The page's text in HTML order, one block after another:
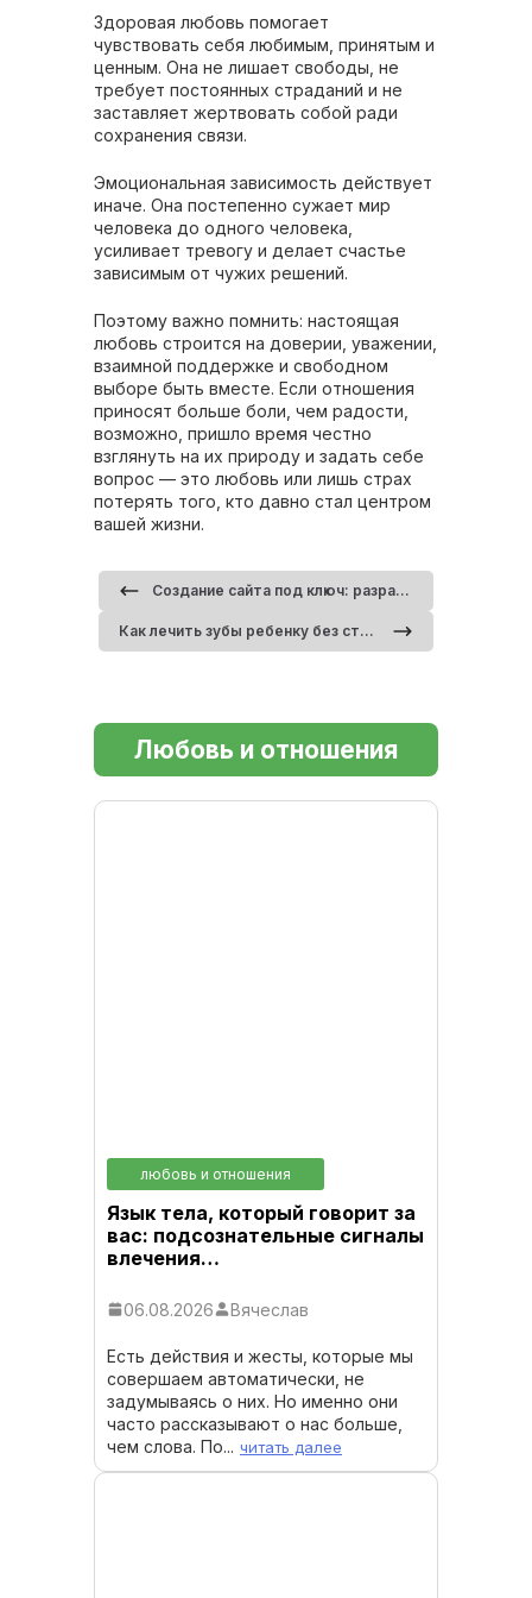
Здоровая любовь помогает
чувствовать себя любимым, принятым и
ценным. Она не лишает свободы, не
требует постоянных страданий и не
заставляет жертвовать собой ради
сохранения связи.
Эмоциональная зависимость действует
иначе. Она постепенно сужает мир
человека до одного человека,
усиливает тревогу и делает счастье
зависимым от чужих решений.
Поэтому важно помнить: настоящая
любовь строится на доверии, уважении,
взаимной поддержке и свободном
выборе быть вместе. Если отношения
приносят больше боли, чем радости,
возможно, пришло время честно
взглянуть на их природу и задать себе
вопрос — это любовь или лишь страх
потерять того, кто давно стал центром
вашей жизни.
Создание сайта под ключ: разработка цифровой платформы для роста бизнеса
Как лечить зубы ребенку без страха: методы детской стоматологии
Любовь и отношения
любовь и отношения
Язык тела, который говорит за
вас: подсознательные сигналы
влечения…
06.08.2026 Вячеслав
Есть действия и жесты, которые мы
совершаем автоматически, не
задумываясь о них. Но именно они
часто рассказывают о нас больше,
чем слова. По... читать далее